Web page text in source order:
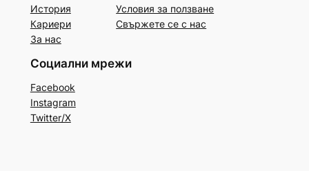
История
Кариери
За нас
Условия за ползване
Свържете се с нас
Социални мрежи
Facebook
Instagram
Twitter/X